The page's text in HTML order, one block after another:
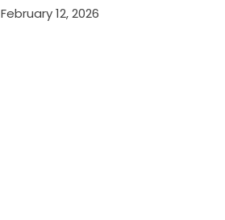
February 12, 2026